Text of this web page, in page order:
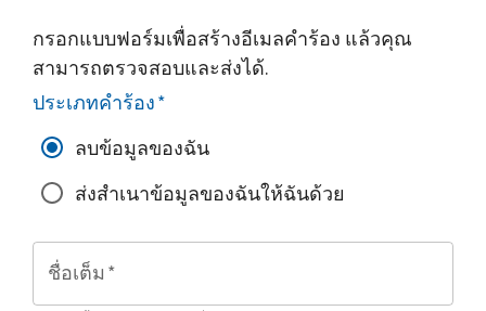
กรอกแบบฟอร์มเพื่อสร้างอีเมลคำร้อง แล้วคุณ
สามารถตรวจสอบและส่งได้.
ประเภทคำร้อง*
ลบข้อมูลของฉัน
ส่งสำเนาข้อมูลของฉันให้ฉันด้วย
ชื่อเต็ม *